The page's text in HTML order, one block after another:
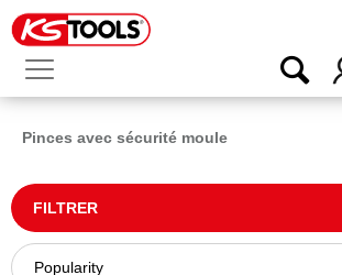
Pinces avec sécurité moule
FILTRER